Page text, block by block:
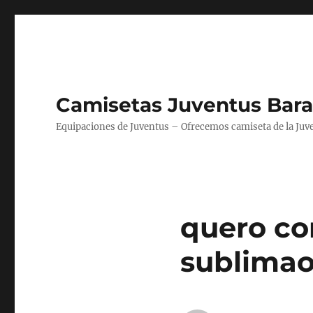
Camisetas Juventus
Equipaciones de Juventus – Ofrecemos camiseta de la
quero